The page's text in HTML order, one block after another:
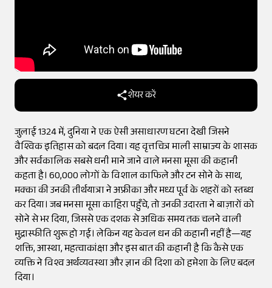
शेयर करें
जुलाई 1324 में, दुनिया ने एक ऐसी असाधारण घटना देखी जिसने
वैश्विक इतिहास को बदल दिया। यह वृत्तचित्र माली साम्राज्य के शासक
और सर्वकालिक सबसे धनी माने जाने वाले मनसा मूसा की कहानी
कहता है। 60,000 लोगों के विशाल काफिले और टन सोने के साथ,
मक्का की उनकी तीर्थयात्रा ने अफ्रीका और मध्य पूर्व के शहरों को स्तब्ध
कर दिया। जब मनसा मूसा काहिरा पहुँचे, तो उनकी उदारता ने बाज़ारों को
सोने से भर दिया, जिससे एक दशक से अधिक समय तक चलने वाली
मुद्रास्फीति शुरू हो गई। लेकिन यह केवल धन की कहानी नहीं है—यह
शक्ति, आस्था, महत्वाकांक्षा और इस बात की कहानी है कि कैसे एक
व्यक्ति ने विश्व अर्थव्यवस्था और ज्ञान की दिशा को हमेशा के लिए बदल
दिया।